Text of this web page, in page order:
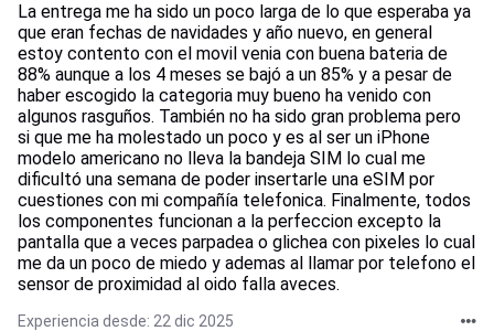
La entrega me ha sido un poco larga de lo que esperaba ya
que eran fechas de navidades y año nuevo, en general
estoy contento con el movil venia con buena bateria de
88% aunque a los 4 meses se bajó a un 85% y a pesar de
haber escogido la categoria muy bueno ha venido con
algunos rasguños. También no ha sido gran problema pero
si que me ha molestado un poco y es al ser un iPhone
modelo americano no lleva la bandeja SIM lo cual me
dificultó una semana de poder insertarle una eSIM por
cuestiones con mi compañía telefonica. Finalmente, todos
los componentes funcionan a la perfeccion excepto la
pantalla que a veces parpadea o glichea con pixeles lo cual
me da un poco de miedo y ademas al llamar por telefono el
sensor de proximidad al oido falla aveces.
Experiencia desde: 22 dic 2025